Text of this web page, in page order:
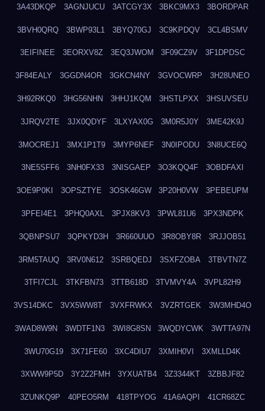
3A43DKQP 3AGNJUCU 3ATCGY3X 3BKC9MX3 3BORDPAR
3BVH0QRQ 3BWP93L1 3BYQ70GJ 3C9KPDQV 3CL4BSMV
3EIFINEE 3EORXV8Z 3EQ3JWOM 3F09CZ9V 3F1DPDSC
3F84EALY 3GGDN4OR 3GKCN4NY 3GVOCWRP 3H28UNEO
3H92RKQ0 3HG56NHN 3HHJ1KQM 3HSTLPXX 3HSUVSEU
3JRQV2TE 3JX0QDYF 3LXYAX0G 3M0R5J0Y 3ME42K9J
3MOCREJ1 3MX1P1T9 3MYP6NEF 3N0IPODU 3N8UCE6Q
3NE5SFF6 3NH0FX33 3NISGAEP 3O3KQQ4F 3OBDFAXI
3OE9P0KI 3OPSZTYE 3OSK46GW 3P20H0VW 3PEBEUPM
3PFEI4E1 3PHQ0AXL 3PJX8KV3 3PWL81U6 3PX3NDPK
3QBNPSU7 3QPKYD3H 3R660UUO 3R8OBY8R 3RJJOB51
3RM5TAUQ 3RV0N612 3SRBQEDJ 3SXFZOBA 3TBVTN7Z
3TFI7CJL 3TKFBN73 3TTB618D 3TVMVY4A 3VPL82H9
3VS14DKC 3VX5WW8T 3VXFRWKX 3VZRTGEK 3W3MHD4O
3WAD8W9N 3WDTF1N3 3WI8G8SN 3WQDYCWK 3WTTA97N
3WU70G19 3X71FE60 3XC4DIU7 3XMIH0VI 3XMLLD4K
3XWW9P5D 3Y2Z2FMH 3YXUATB4 3Z3344KT 3ZBBJF82
3ZUNKQ9P 40PEO5RM 418TPYOG 41A6AQPI 41CR68ZC